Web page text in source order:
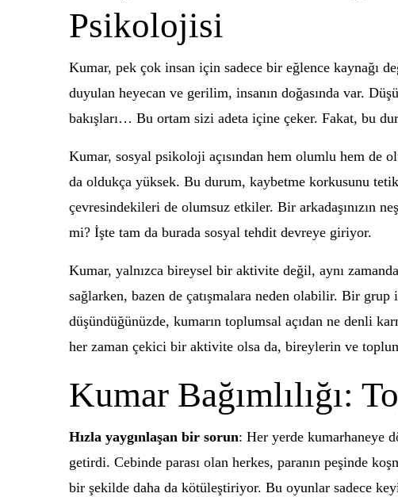
Psikolojisi
Kumar, pek çok insan için sadece bir eğlence kaynağı
duyulan heyecan ve gerilim, insanın doğasında var.
bakışları… Bu ortam sizi adeta içine çeker. Fakat, bu
Kumar, sosyal psikoloji açısından hem olumlu hem de
da oldukça yüksek. Bu durum, kaybetme korkusunu
çevresindekileri de olumsuz etkiler. Bir arkadaşınızın
mi? İşte tam da burada sosyal tehdit devreye giriyor.
Kumar, yalnızca bireysel bir aktivite değil, aynı
sağlarken, bazen de çatışmalara neden olabilir. Bir
düşündüğünüzde, kumarın toplumsal açıdan ne denli
her zaman çekici bir aktivite olsa da, bireylerin ve
Kumar Bağımlılığı:
Hızla yaygınlaşan bir sorun: Her yerde kumarhaneye
getirdi. Cebinde parası olan herkes, paranın peşinde
bir şekilde daha da kötüleştiriyor. Bu oyunlar sadece